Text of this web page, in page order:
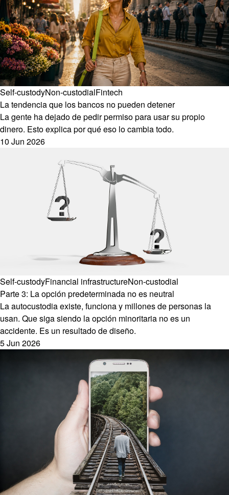
Self-custodyNon-custodialFintech
La tendencia que los bancos no pueden detener
La gente ha dejado de pedir permiso para usar su propio
dinero. Esto explica por qué eso lo cambia todo.
10 Jun 2026
Self-custodyFinancial infrastructureNon-custodial
Parte 3: La opción predeterminada no es neutral
La autocustodia existe, funciona y millones de personas la
usan. Que siga siendo la opción minoritaria no es un
accidente. Es un resultado de diseño.
5 Jun 2026